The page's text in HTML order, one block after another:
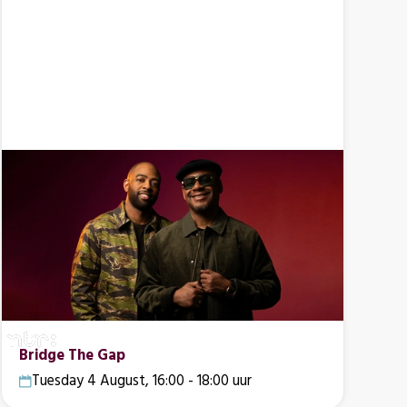
Bridge The Gap
Tuesday 4 August, 16:00 - 18:00 uur